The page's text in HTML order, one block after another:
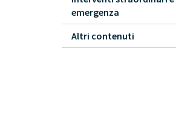
emergenza
Altri contenuti